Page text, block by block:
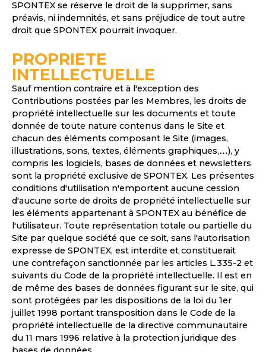
SPONTEX se réserve le droit de la supprimer, sans
préavis, ni indemnités, et sans préjudice de tout autre
droit que SPONTEX pourrait invoquer.
PROPRIETE
INTELLECTUELLE
Sauf mention contraire et à l'exception des
Contributions postées par les Membres, les droits de
propriété intellectuelle sur les documents et toute
donnée de toute nature contenus dans le Site et
chacun des éléments composant le Site (images,
illustrations, sons, textes, éléments graphiques,…), y
compris les logiciels, bases de données et newsletters
sont la propriété exclusive de SPONTEX. Les présentes
conditions d'utilisation n'emportent aucune cession
d'aucune sorte de droits de propriété intellectuelle sur
les éléments appartenant à SPONTEX au bénéfice de
l'utilisateur. Toute représentation totale ou partielle du
Site par quelque société que ce soit, sans l'autorisation
expresse de SPONTEX, est interdite et constituerait
une contrefaçon sanctionnée par les articles L.335-2 et
suivants du Code de la propriété intellectuelle. Il est en
de même des bases de données figurant sur le site, qui
sont protégées par les dispositions de la loi du 1er
juillet 1998 portant transposition dans le Code de la
propriété intellectuelle de la directive communautaire
du 11 mars 1996 relative à la protection juridique des